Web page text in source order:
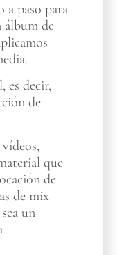
a paso para
álbum de
es decir,
de
que
de
de mix
un